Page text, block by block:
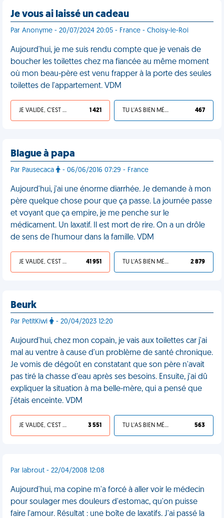
Je vous ai laissé un cadeau
Par Anonyme - 20/07/2024 20:05 - France - Choisy-le-Roi
Aujourd'hui, je me suis rendu compte que je venais de
boucher les toilettes chez ma fiancée au même moment
où mon beau-père est venu frapper à la porte des seules
toilettes de l'appartement. VDM
JE VALIDE, C'EST UNE VDM 1 421 TU L'AS BIEN MÉRITÉ 467
Blague à papa
Par Pausecaca - 06/06/2016 07:29 - France
Aujourd'hui, j'ai une énorme diarrhée. Je demande à mon
père quelque chose pour que ça passe. La journée passe
et voyant que ça empire, je me penche sur le
médicament. Un laxatif. Il est mort de rire. On a un drôle
de sens de l'humour dans la famille. VDM
JE VALIDE, C'EST UNE VDM 41 951 TU L'AS BIEN MÉRITÉ 2 879
Beurk
Par PetitKiwi - 20/04/2023 12:20
Aujourd'hui, chez mon copain, je vais aux toilettes car j'ai
mal au ventre à cause d'un problème de santé chronique.
Je vomis de dégoût en constatant que son père n'avait
pas tiré la chasse d'eau après ses besoins. Ensuite, j'ai dû
expliquer la situation à ma belle-mère, qui a pensé que
j'étais enceinte. VDM
JE VALIDE, C'EST UNE VDM 3 551 TU L'AS BIEN MÉRITÉ 563
Par labrout - 22/04/2008 12:08
Aujourd'hui, ma copine m'a forcé à aller voir le médecin
pour soulager mes douleurs d'estomac, qu'on puisse
faire l'amour. Résultat : une boîte de laxatifs. J'ai passé la